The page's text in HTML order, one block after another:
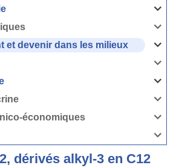
la
générales
Ouvrir
la
chimie
Ouvrir
la
et devenir dans les milieux
Ouvrir
la
et
les
milieux
Ouvrir
la
Ouvrir
la
Ouvrir
la
endocrine
économiques
Ouvrir
la
Données
Ouvrir
dérivés alkyl-3 en C12